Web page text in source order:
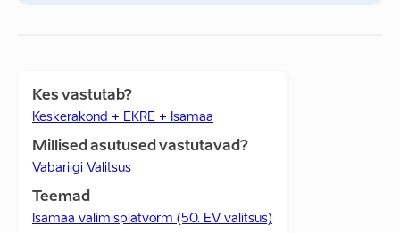
Kes vastutab?
Keskerakond + EKRE + Isamaa
Millised asutused vastutavad?
Vabariigi Valitsus
Teemad
Isamaa valimisplatvorm (50. EV valitsus)